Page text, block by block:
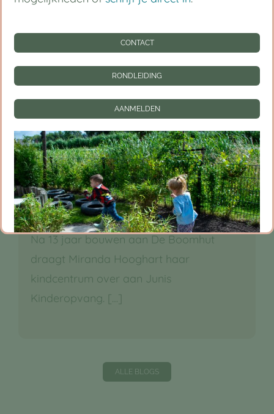
De Boomhut sluit aan bij Junis
Kinderopvang
Na 13 jaar bouwen aan De Boomhut
draagt Miranda Hooghart haar
kindcentrum over aan Junis
Kinderopvang. […]
ALLE BLOGS
CONTACT
RONDLEIDING
AANMELDEN